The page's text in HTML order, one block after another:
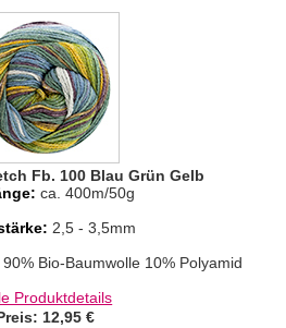
Fb. 100 Blau Grün Gelb
ca. 400m/50g
2,5 - 3,5mm
90% Bio-Baumwolle 10% Polyamid
Produktdetails
12,95 €